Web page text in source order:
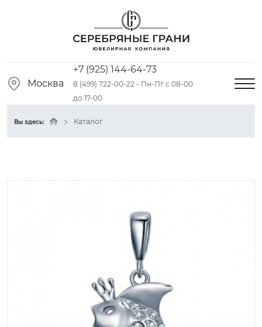
Москва
+7 (925) 144-64-73
8 (499) 722-00-22 - Пн-Пт с 08-00
до 17-00
Вы здесь: Каталог